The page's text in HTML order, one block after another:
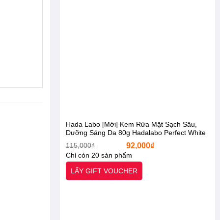
Hada Labo [Mới] Kem Rửa Mặt Sạch Sâu,
Dưỡng Sáng Da 80g Hadalabo Perfect White
T.X.A Cleanser [Otel-StarX- Chính Hãng]
115,000₫
Giá
gốc
là:
115,000₫.
92,000₫
Chỉ còn 20 sản phẩm
LẤY GIFT VOUCHER
-21%